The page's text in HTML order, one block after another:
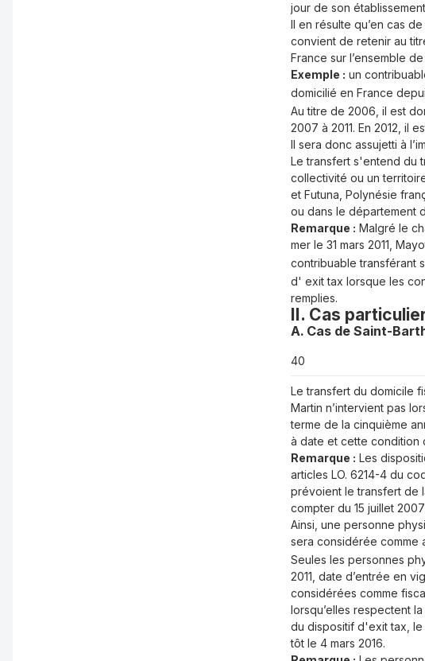
jour de son
Il en résulte qu’en cas
convient de retenir au
France sur l’ensemble
Exemple : un
domicilié en France
Au titre de 2006, il est
2007 à 2011. En 2012, il
Il sera donc assujetti à
Le transfert s'entend du
collectivité ou un
et Futuna, Polynésie
ou dans le département
Remarque : Malgré le
mer le 31 mars 2011,
contribuable transférant
d' exit tax lorsque les
remplies.
II. Cas
A. Cas de Saint-
40
Le transfert du domicile
Martin n’intervient pas
terme de la cinquième
à date et cette condition
Remarque : Les
articles LO. 6214-4 du
prévoient le transfert de
compter du 15 juillet
Ainsi, une personne
sera considérée comme
Seules les personnes
2011, date d’entrée en
considérées comme
lorsqu’elles respectent
du dispositif d'exit tax ,
tôt le 4 mars 2016.